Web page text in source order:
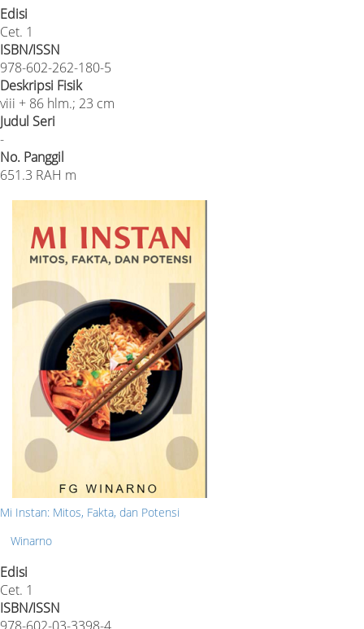
Edisi
Cet. 1
ISBN/ISSN
978-602-262-180-5
Deskripsi Fisik
viii + 86 hlm.; 23 cm
Judul Seri
-
No. Panggil
651.3 RAH m
Mi Instan: Mitos, Fakta, dan Potensi
Winarno
Edisi
Cet. 1
ISBN/ISSN